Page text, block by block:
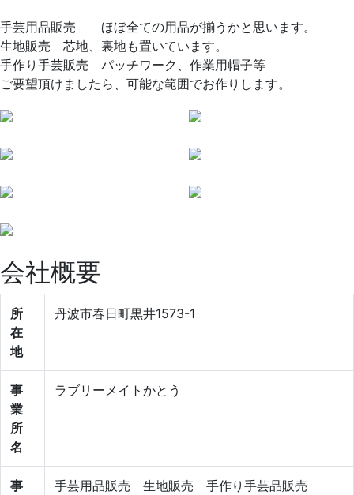
手芸用品販売 ほぼ全ての用品が揃うかと思います。
生地販売 芯地、裏地も置いています。
手作り手芸販売 パッチワーク、作業用帽子等
ご要望頂けましたら、可能な範囲でお作りします。
会社概要
所
在
地
丹波市春日町黒井1573-1
事
業
所
名
ラブリーメイトかとう
事
手芸用品販売 生地販売 手作り手芸品販売